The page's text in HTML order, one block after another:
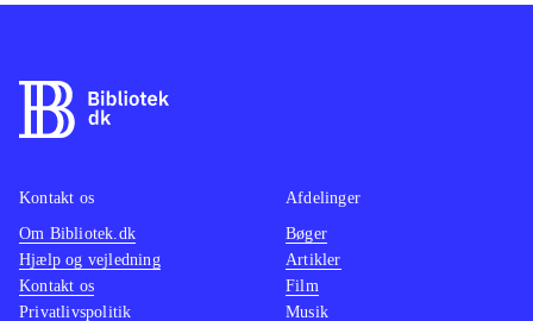
Kontakt os
Om Bibliotek.dk
Hjælp og vejledning
Kontakt os
Privatlivspolitik
Afdelinger
Bøger
Artikler
Film
Musik